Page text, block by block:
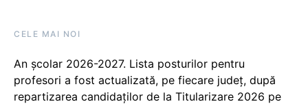
CELE MAI NOI
An școlar 2026-2027. Lista posturilor pentru
profesori a fost actualizată, pe fiecare județ, după
repartizarea candidaților de la Titularizare 2026 pe